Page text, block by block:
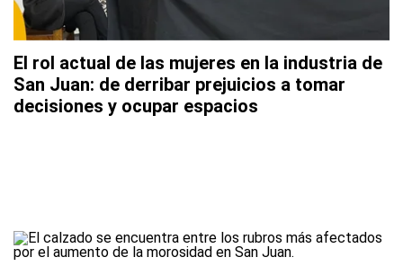
El rol actual de las mujeres en la industria de
San Juan: de derribar prejuicios a tomar
decisiones y ocupar espacios